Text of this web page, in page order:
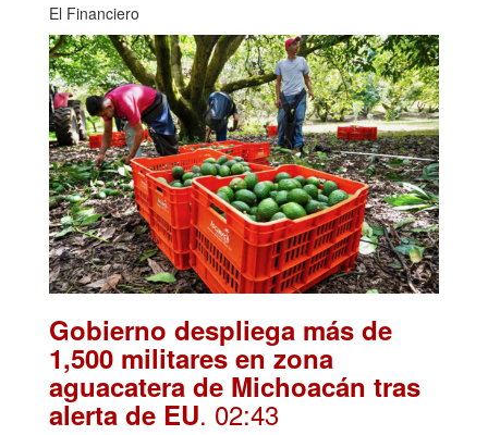
El Financiero
Gobierno despliega más de
1,500 militares en zona
aguacatera de Michoacán tras
alerta de EU. 02:43